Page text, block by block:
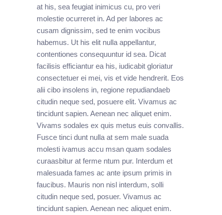
at his, sea feugiat inimicus cu, pro veri
molestie ocurreret in. Ad per labores ac
cusam dignissim, sed te enim vocibus
habemus. Ut his elit nulla appellantur,
contentiones consequuntur id sea. Dicat
facilisis efficiantur ea his, iudicabit gloriatur
consectetuer ei mei, vis et vide hendrerit. Eos
alii cibo insolens in, regione repudiandaeb
citudin neque sed, posuere elit. Vivamus ac
tincidunt sapien. Aenean nec aliquet enim.
Vivams sodales ex quis metus euis convallis.
Fusce tinci dunt nulla at sem male suada
molesti ivamus accu msan quam sodales
curaasbitur at ferme ntum pur. Interdum et
malesuada fames ac ante ipsum primis in
faucibus. Mauris non nisl interdum, solli
citudin neque sed, posuer. Vivamus ac
tincidunt sapien. Aenean nec aliquet enim.